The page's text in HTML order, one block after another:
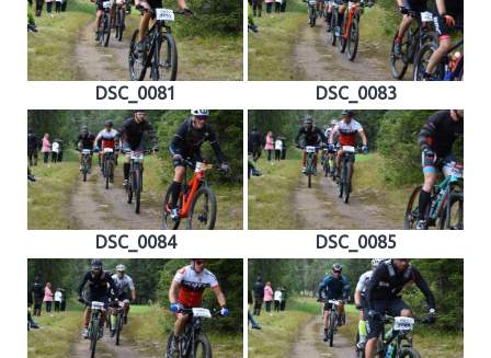
DSC_0081 DSC_0083
DSC_0084 DSC_0085